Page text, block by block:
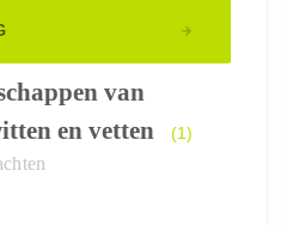
van
en vetten
(1)